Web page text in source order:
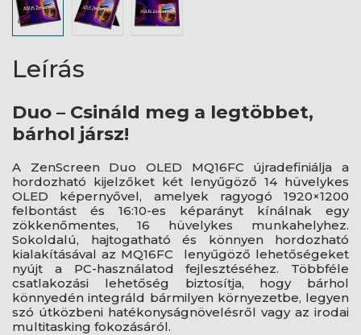
Leírás
Duo – Csináld meg a legtöbbet,
bárhol jársz!
A ZenScreen Duo OLED MQ16FC újradefiniálja a
hordozható kijelzőket két lenyűgöző 14 hüvelykes
OLED képernyővel, amelyek ragyogó 1920×1200
felbontást és 16:10-es képarányt kínálnak egy
zökkenőmentes, 16 hüvelykes munkahelyhez.
Sokoldalú, hajtogatható és könnyen hordozható
kialakításával az MQ16FC lenyűgöző lehetőségeket
nyújt a PC-használatod fejlesztéséhez. Többféle
csatlakozási lehetőség biztosítja, hogy bárhol
könnyedén integráld bármilyen környezetbe, legyen
szó útközbeni hatékonyságnövelésről vagy az irodai
multitasking fokozásáról.